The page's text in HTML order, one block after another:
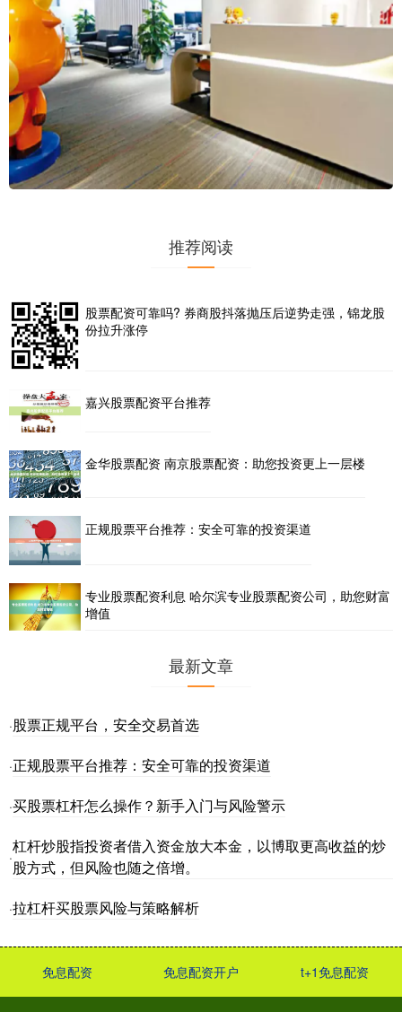
推荐阅读
股票配资可靠吗? 券商股抖落抛压后逆势走强，锦龙股
份拉升涨停
嘉兴股票配资平台推荐
金华股票配资 南京股票配资：助您投资更上一层楼
正规股票平台推荐：安全可靠的投资渠道
专业股票配资利息 哈尔滨专业股票配资公司，助您财富
增值
最新文章
·股票正规平台，安全交易首选
·正规股票平台推荐：安全可靠的投资渠道
·买股票杠杆怎么操作？新手入门与风险警示
·
杠杆炒股指投资者借入资金放大本金，以博取更高收益的炒
股方式，但风险也随之倍增。
·拉杠杆买股票风险与策略解析
免息配资 免息配资开户 t+1免息配资